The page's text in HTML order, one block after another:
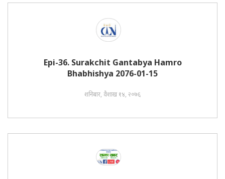
Epi-36. Surakchit Gantabya Hamro
Bhabhishya 2076-01-15
शनिबार, वैशाख १४, २०७६